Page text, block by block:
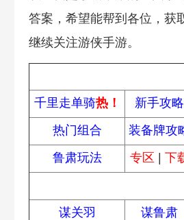
答案，希望能帮到各位，获
继续关注游侠手游。
千里走单骑热！ 新手攻略
热门组合
装备牌攻
鲁肃玩法
专区 下
谋关羽 谋鲁肃